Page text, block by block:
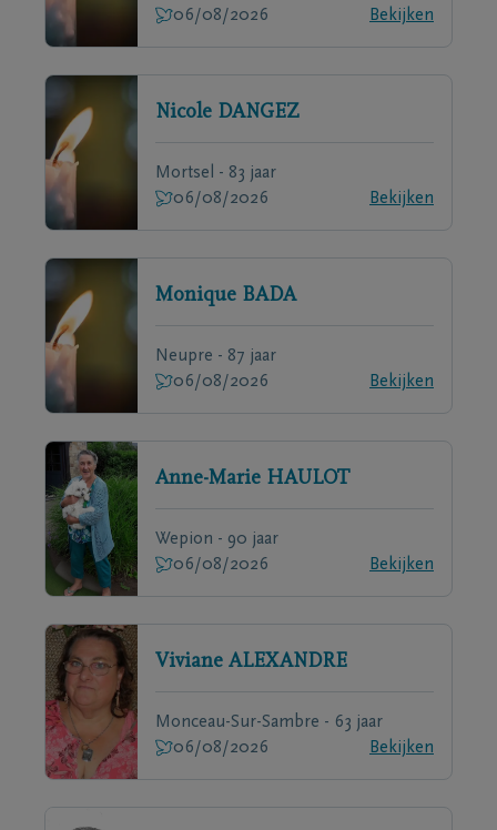
06/08/2026
Bekijken
Nicole DANGEZ
Mortsel - 83 jaar
06/08/2026
Bekijken
Monique BADA
Neupre - 87 jaar
06/08/2026
Bekijken
Anne-Marie HAULOT
Wepion - 90 jaar
06/08/2026
Bekijken
Viviane ALEXANDRE
Monceau-Sur-Sambre - 63 jaar
06/08/2026
Bekijken